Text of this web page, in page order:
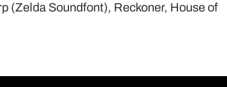
(Zelda Soundfont), Reckoner, House of